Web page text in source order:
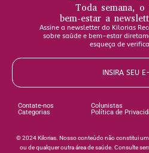
Toda semana,
bem-estar a
Assine a newsletter do Kilorias
sobre saúde e bem-estar
esqueça de
INSIRA SEU
Contate-nos
Categorias
Colunistas
Política de
©️ 2024 Kilorias. Nosso conteúdo não constitui
ou de qualquer outra área de saúde. Consulte